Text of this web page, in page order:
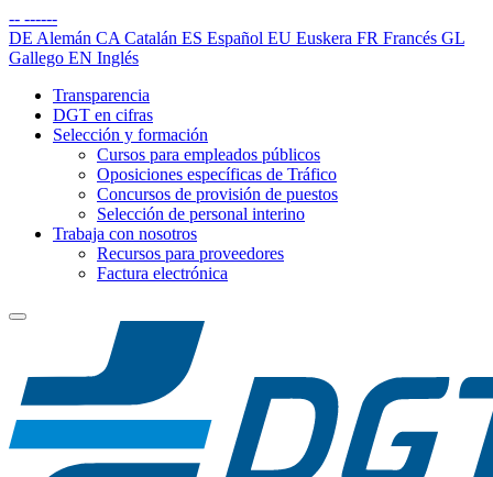
-- ------
DE Alemán CA Catalán ES Español EU Euskera FR Francés GL
Gallego EN Inglés
Transparencia
DGT en cifras
Selección y formación
Cursos para empleados públicos
Oposiciones específicas de Tráfico
Concursos de provisión de puestos
Selección de personal interino
Trabaja con nosotros
Recursos para proveedores
Factura electrónica